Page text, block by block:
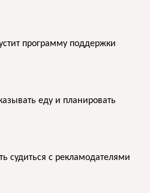
программу поддержки
еду и планировать
судиться с рекламодателями